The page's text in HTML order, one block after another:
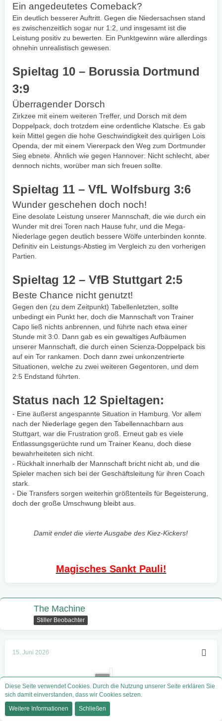
Ein angedeutetes Comeback?
Ein deutlich besserer Auftritt. Gegen die Niedersachsen stand
es zwischenzeitlich sogar nur 1:2, und insgesamt ist die
Leistung positiv zu bewerten. Ein Punktgewinn wäre allerdings
ohnehin unrealistisch gewesen.
Spieltag 10 – Borussia Dortmund
3:9
Überragender Dorsch
Zirkzee mit einem weiteren Treffer, und Dorsch mit dem
Doppelpack, doch trotzdem eine ordentliche Klatsche. Es gab
kein Mittel gegen die hohe Geschwindigkeit des quirligen Lois
Openda, der mit einem Viererpack den Weg zum Dortmunder
Sieg ebnete. Ähnlich wie gegen Hannover: Nicht schlecht, aber
dennoch nichts, worüber man sich freuen sollte.
Spieltag 11 – VfL Wolfsburg 3:6
Wunder geschehen doch noch!
Eine desolate Leistung unserer Mannschaft, die wie durch ein
Wunder mit drei Toren nach Hause fuhr, und die Mega-
Niederlage gegen deutlich bessere Wölfe unterbinden konnte.
Definitiv ein Leistungs-Abstieg im Vergleich zu den vorherigen
Partien.
Spieltag 12 – VfB Stuttgart 2:5
Beste Chance nicht genutzt!
Gegen den (zu dem Zeitpunkt) Tabellenletzten, sollte
unbedingt ein Punkt her, doch die Mannschaft von Trainer
Capo ließ nichts anbrennen, und führte nach etwa einer
Stunde mit 3:0. Dann gab es ein gewaltiges Aufbäumen
unserer Mannschaft, die durch einen Scienza-Doppelpack bis
auf ein Tor rankamen. Doch dann zwei unkonzentrierte
Situationen, welche zu zwei weiteren Gegentoren, und dem
2:5 Endstand führten.
Status nach 12 Spieltagen:
- Eine äußerst angespannte Situation in Hamburg. Vor allem
nach der Niederlage gegen den Tabellennachbarn aus
Stuttgart, war die Frustration groß. Erneut gab es viele
Entlassungsgerüchte rund um Trainer Keanu, doch diese
bewahrheiteten sich nicht.
- Rückhalt innerhalb der Mannschaft bricht nicht ab, und die
Spieler machen sich bei der Geschäftsleitung für ihren Coach
stark.
- Die Transfers sorgen weiterhin größtenteils für Begeisterung,
doch der große Umschwung bleibt aus.
Damit endet die vierte Ausgabe des Kiez-Kickers!
Magisches Sankt Pauli!
The Machine
Stiller Beobachter
15. Juni 2026
Die fünfte Ausgabe des Kiez-Kickers!
Diese Seite verwendet Cookies. Durch die Nutzung unserer Seite erklären Sie
sich damit einverstanden, dass wir Cookies setzen.
Weitere Informationen
Schließen